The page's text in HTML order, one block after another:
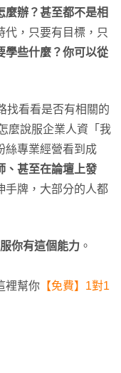
麼辦？甚至都不是相
代，只要有目標，只
學些什麼？你可以從
找看看是否有相關的
麼說服企業人資「我
絲專業經營看到成
、甚至在論壇上發
手牌，大部分的人都
你有這個能力 。
裡幫你 【免費】1對1